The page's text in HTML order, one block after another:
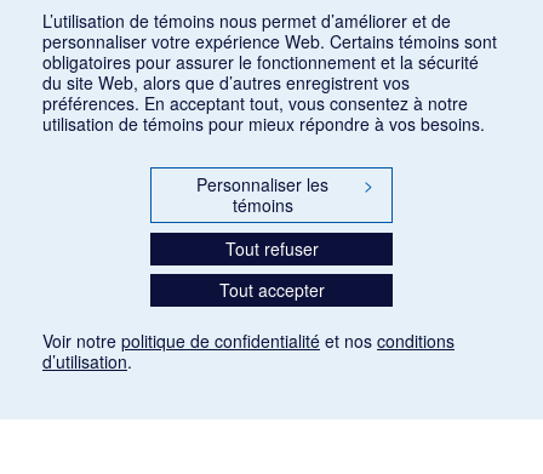
Classer par :auteur (a) |auteur (d)|date (a)|date (d)
(a) |titre (d)|ajout récent
L’utilisation de témoins nous permet d’améliorer et de
personnaliser votre expérience Web. Certains témoins sont
obligatoires pour assurer le fonctionnement et la sécurité
du site Web, alors que d’autres enregistrent vos
préférences. En acceptant tout, vous consentez à notre
utilisation de témoins pour mieux répondre à vos besoins.
Personnaliser les
témoins
>
Tout refuser
Tout accepter
Voir notre politique de confidentialité et nos conditions
d’utilisation.